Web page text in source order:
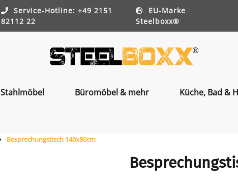
Service-Hotline: +49 2151
82112 22
EU-Marke
Steelboxx®
Stahlmöbel Büromöbel & mehr Küche, Bad &
Besprechungstisch 140x80cm